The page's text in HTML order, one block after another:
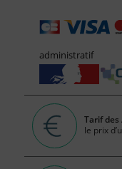
administratif
Tarif des
le prix